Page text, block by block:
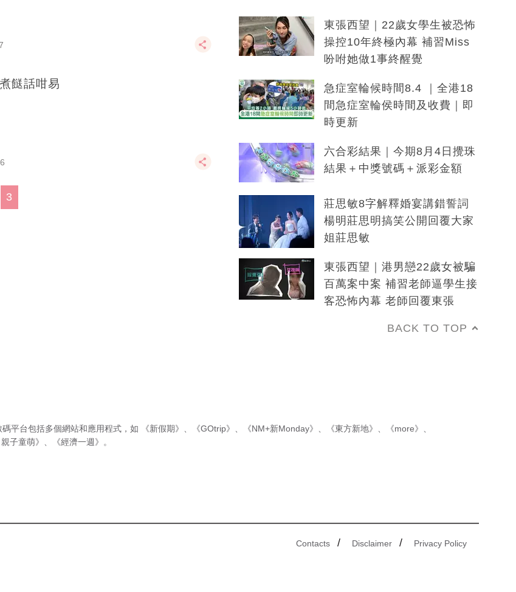
餸話咁易
3
東張西望｜22歲女學生被恐怖
操控10年終極內幕 補習Miss
吩咐她做1事終醒覺
急症室輪候時間8.4 ｜全港18
間急症室輪侯時間及收費｜即
時更新
六合彩結果｜今期8月4日攪珠
結果＋中獎號碼＋派彩金額
莊思敏8字解釋婚宴講錯誓詞
楊明莊思明搞笑公開回覆大家
姐莊思敏
東張西望｜港男戀22歲女被騙
百萬案中案 補習老師逼學生接
客恐怖內幕 老師回覆東張
BACK TO TOP
平台包括多個網站和應用程式，如 《新假期》 《GOtrip》 《NM+新Monday》 《東方新地》 《more》
子童萌》
《經濟一週》 。
Contacts / Disclaimer / Privacy Policy